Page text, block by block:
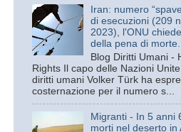
Iran: numero
di esecuzioni (209
2023), l'ONU
della pena di morte.
Blog Diritti Umani -
Rights Il capo delle Nazioni
diritti umani Volker Türk ha
costernazione per il numero s...
Migranti - In 5 anni
morti nel deserto in